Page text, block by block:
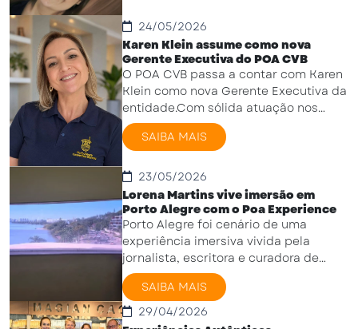
24/05/2026
Karen Klein assume como nova
Gerente Executiva do POA CVB
O POA CVB passa a contar com Karen
Klein como nova Gerente Executiva da
entidade.Com sólida atuação nos
segmentos de eventos, turismo de
negócios e ...
SAIBA MAIS
23/05/2026
Lorena Martins vive imersão em
Porto Alegre com o Poa Experience
Porto Alegre foi cenário de uma
experiência imersiva vivida pela
jornalista, escritora e curadora de
cultura e gastronomia Lorena Martins,
convidada do Poa ...
SAIBA MAIS
29/04/2026